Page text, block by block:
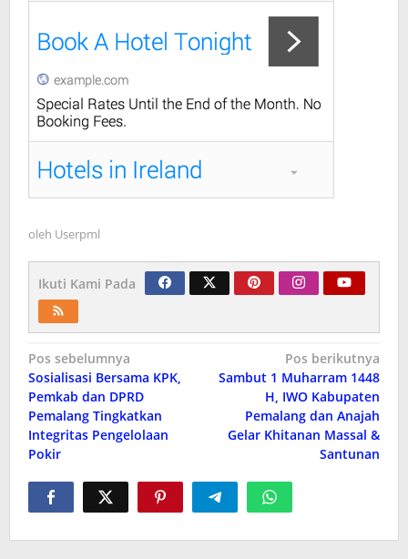
oleh Userpml
Ikuti Kami Pada
Navigasi
pos
Pos sebelumnya
Sosialisasi Bersama KPK,
Pemkab dan DPRD
Pemalang Tingkatkan
Integritas Pengelolaan
Pokir
Pos berikutnya
Sambut 1 Muharram 1448
H, IWO Kabupaten
Pemalang dan Anajah
Gelar Khitanan Massal &
Santunan